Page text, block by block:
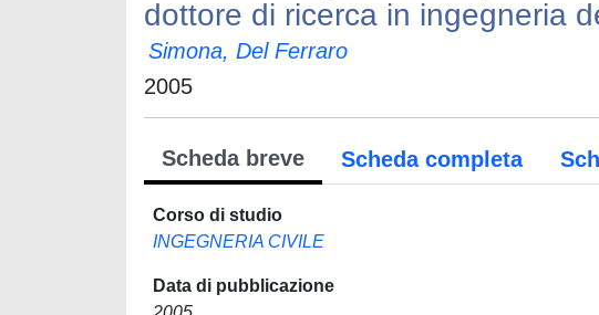
dottore di ricerca in ingegneria
Simona, Del Ferraro
2005
Scheda breve Scheda completa
Corso di studio
INGEGNERIA CIVILE
Data di pubblicazione